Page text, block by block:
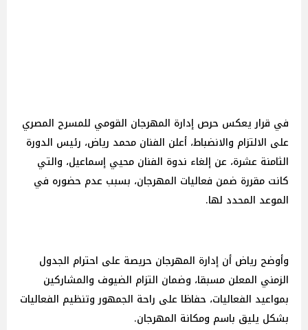
في قرار يعكس حرص إدارة المهرجان القومي للمسرح المصري
على الالتزام والانضباط، أعلن الفنان محمد رياض، رئيس الدورة
الثامنة عشرة، عن إلغاء ندوة الفنان محيي إسماعيل، والتي
كانت مقررة ضمن فعاليات المهرجان، بسبب عدم حضوره في
الموعد المحدد لها.
وأوضح رياض أن إدارة المهرجان حريصة على احترام الجدول
الزمني المعلن مسبقا، وضمان التزام الضيوف والمشاركين
بمواعيد الفعاليات، حفاظا على راحة الجمهور وتنظيم الفعاليات
بشكل يليق باسم ومكانة المهرجان.